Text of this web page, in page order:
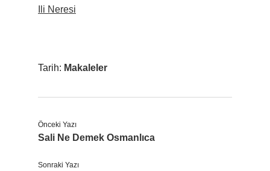
Ili Neresi
Tarih: Makaleler
Önceki Yazı
Sali Ne Demek Osmanlıca
Sonraki Yazı